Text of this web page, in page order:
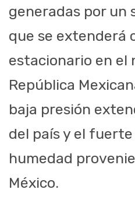
generadas por un
que se extenderá
estacionario en el
República
baja presión
del país y el
humedad
México.